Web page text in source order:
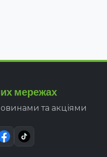
мережах
та акціями